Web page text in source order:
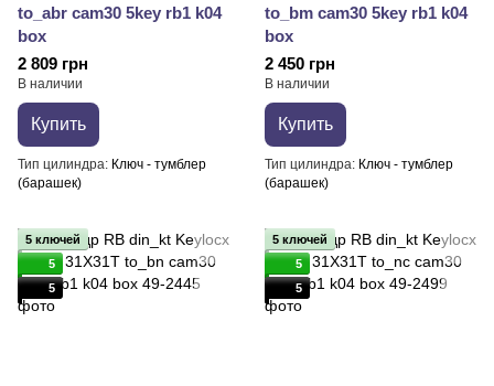
to_abr cam30 5key rb1 k04
box
2 809 грн
В наличии
Купить
Тип цилиндра Ключ - тумблер
(барашек)
to_bm cam30 5key rb1 k04
box
2 450 грн
В наличии
Купить
Тип цилиндра Ключ - тумблер
(барашек)
5 ключей
5
5
5 ключей
5
5